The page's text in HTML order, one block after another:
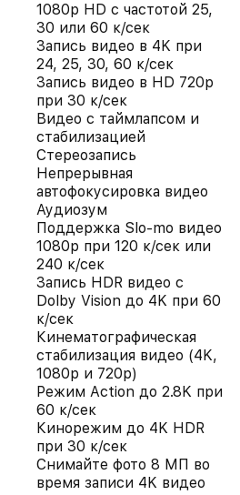
1080p HD с частотой 25,
30 или 60 к/сек
Запись видео в 4K при
24, 25, 30, 60 к/сек
Запись видео в HD 720p
при 30 к/сек
Видео с таймлапсом и
стабилизацией
Стереозапись
Непрерывная
автофокусировка видео
Аудиозум
Поддержка Slo-mo видео
1080p при 120 к/сек или
240 к/сек
Запись HDR видео с
Dolby Vision до 4K при 60
к/сек
Кинематографическая
стабилизация видео (4K,
1080p и 720p)
Режим Action до 2.8K при
60 к/сек
Кинорежим до 4K HDR
при 30 к/сек
Снимайте фото 8 МП во
время записи 4K видео